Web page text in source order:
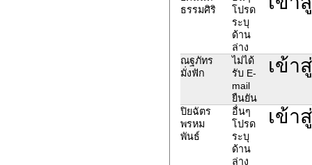
ธรรมศิริ
โปรด
ระบุ
ด้าน
ล่าง
ณฐภัทร
มั่งฟัก
ไม่ได้
รับ E-
mail
ยืนยัน
เข้า
ปิยฉัตร
พรหม
พันธ์
อื่นๆ
โปรด
ระบุ
ด้าน
ล่าง
เข้า